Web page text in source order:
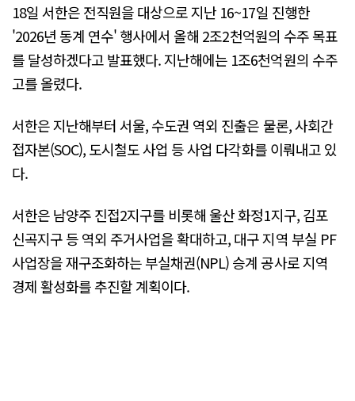
18일 서한은 전직원을 대상으로 지난 16~17일 진행한
'2026년 동계 연수' 행사에서 올해 2조2천억원의 수주 목표
를 달성하겠다고 발표했다. 지난해에는 1조6천억원의 수주
고를 올렸다.
서한은 지난해부터 서울, 수도권 역외 진출은 물론, 사회간
접자본(SOC), 도시철도 사업 등 사업 다각화를 이뤄내고 있
다.
서한은 남양주 진접2지구를 비롯해 울산 화정1지구, 김포
신곡지구 등 역외 주거사업을 확대하고, 대구 지역 부실 PF
사업장을 재구조화하는 부실채권(NPL) 승계 공사로 지역
경제 활성화를 추진할 계획이다.